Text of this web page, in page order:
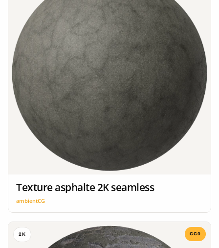
Texture asphalte 2K seamless
ambientCG
2K CC0